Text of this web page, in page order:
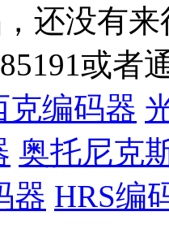
还没有
或者
克编码器
奥托尼克
器 HRS编